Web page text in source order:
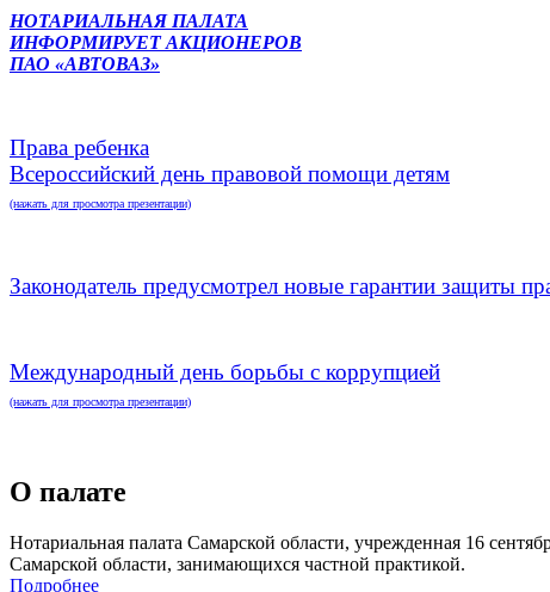
НОТАРИАЛЬНАЯ ПАЛАТА
ИНФОРМИРУЕТ АКЦИОНЕРОВ
ПАО «АВТОВАЗ»
Права ребенка
Всероссийский день правовой помощи детям
(нажать для просмотра презентации)
Законодатель предусмотрел новые гарантии защиты
Международный день борьбы с коррупцией
(нажать для просмотра презентации)
О палате
Нотариальная палата Самарской области, учрежденная 16
Самарской области, занимающихся частной практикой.
Подробнее